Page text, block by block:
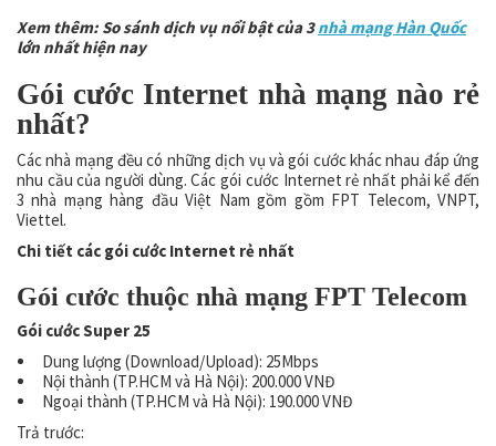
Xem thêm: So sánh dịch vụ nổi bật của 3nhà mạng Hàn Quốc
lớn nhất hiện nay
Gói cước Internet nhà mạng nào rẻ
nhất?
Các nhà mạng đều có những dịch vụ và gói cước khác nhau đáp ứng
nhu cầu của người dùng. Các gói cước Internet rẻ nhất phải kể đến
3 nhà mạng hàng đầu Việt Nam gồm gồm FPT Telecom, VNPT,
Viettel.
Chi tiết các gói cước Internet rẻ nhất
Gói cước thuộc nhà mạng FPT Telecom
Gói cước Super 25
Dung lượng (Download/Upload): 25Mbps
Nội thành (TP.HCM và Hà Nội): 200.000 VNĐ
Ngoại thành (TP.HCM và Hà Nội): 190.000 VNĐ
Trả trước: